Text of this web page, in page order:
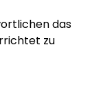
das
zu